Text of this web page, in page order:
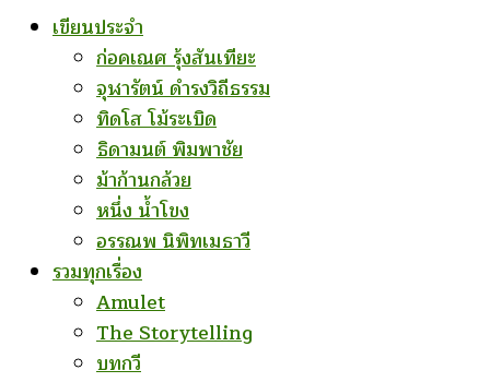
เขียนประจำ
ก่อคเณศ รุ้งสันเทียะ
จุฬารัตน์ ดำรงวิถีธรรม
ทิดโส โม้ระเบิด
ธิดามนต์ พิมพาชัย
ม้าก้านกล้วย
หนึ่ง น้ำโขง
อรรณพ นิพิทเมธาวี
รวมทุกเรื่อง
Amulet
The Storytelling
บทกวี